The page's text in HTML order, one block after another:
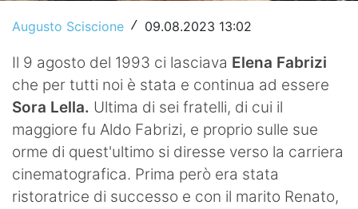
Augusto Sciscione / 09.08.2023 13:02
Il 9 agosto del 1993 ci lasciava Elena Fabrizi
che per tutti noi è stata e continua ad essere
Sora Lella. Ultima di sei fratelli, di cui il
maggiore fu Aldo Fabrizi, e proprio sulle sue
orme di quest'ultimo si diresse verso la carriera
cinematografica. Prima però era stata
ristoratrice di successo e con il marito Renato,